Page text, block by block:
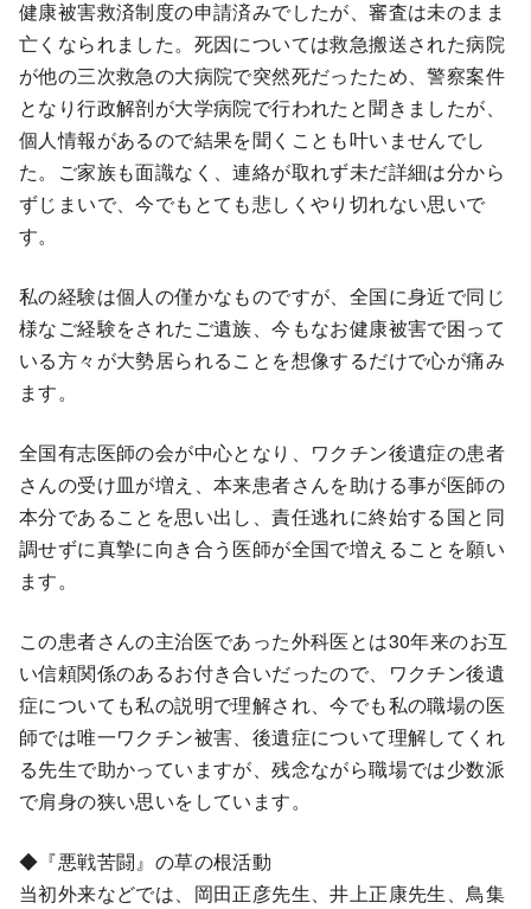
健康被害救済制度の申請済みでしたが、審査は未のまま
亡くなられました。死因については救急搬送された病院
が他の三次救急の大病院で突然死だったため、警察案件
となり行政解剖が大学病院で行われたと聞きましたが、
個人情報があるので結果を聞くことも叶いませんでし
た。ご家族も面識なく、連絡が取れず未だ詳細は分から
ずじまいで、今でもとても悲しくやり切れない思いで
す。
私の経験は個人の僅かなものですが、全国に身近で同じ
様なご経験をされたご遺族、今もなお健康被害で困って
いる方々が大勢居られることを想像するだけで心が痛み
ます。
全国有志医師の会が中心となり、ワクチン後遺症の患者
さんの受け皿が増え、本来患者さんを助ける事が医師の
本分であることを思い出し、責任逃れに終始する国と同
調せずに真摯に向き合う医師が全国で増えることを願い
ます。
この患者さんの主治医であった外科医とは30年来のお互
い信頼関係のあるお付き合いだったので、ワクチン後遺
症についても私の説明で理解され、今でも私の職場の医
師では唯一ワクチン被害、後遺症について理解してくれ
る先生で助かっていますが、残念ながら職場では少数派
で肩身の狭い思いをしています。
◆『悪戦苦闘』の草の根活動
当初外来などでは、岡田正彦先生、井上正康先生、鳥集